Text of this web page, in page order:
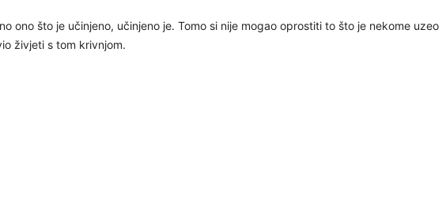
ono što je učinjeno, učinjeno je. Tomo si nije mogao oprostiti to što je nekome uzeo
živjeti s tom krivnjom.